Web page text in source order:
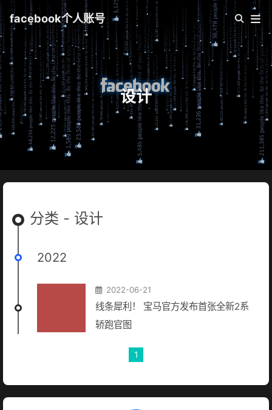
facebook个人账号
设计
分类 - 设计
2022
2022-06-21
线条犀利！ 宝马官方发布首张全新2系
轿跑官图
1